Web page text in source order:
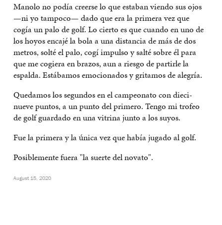
Manolo no podía creerse lo que estaban viendo sus ojos
—ni yo tampoco— dado que era la primera vez que
cogía un palo de golf. Lo cierto es que cuando en uno de
los hoyos encajé la bola a una distancia de más de dos
metros, solté el palo, cogí impulso y salté sobre él para
que me cogiera en brazos, aun a riesgo de partirle la
espalda. Estábamos emocionados y gritamos de alegría.
Quedamos los segundos en el campeonato con dieci­
nueve puntos, a un punto del primero. Tengo mi trofeo
de golf guardado en una vitrina junto a los suyos.
Fue la primera y la única vez que había jugado al golf.
Posiblemente fuera "la suerte del novato".
August 15, 2020